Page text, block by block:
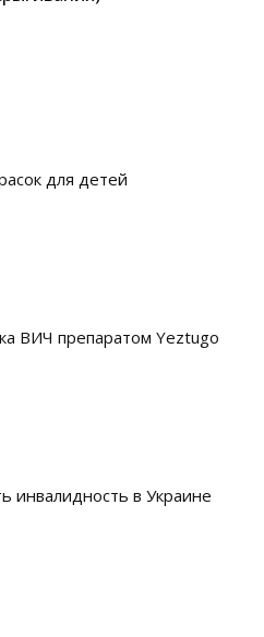
для детей
ВИЧ препаратом Yeztugo
инвалидность в Украине